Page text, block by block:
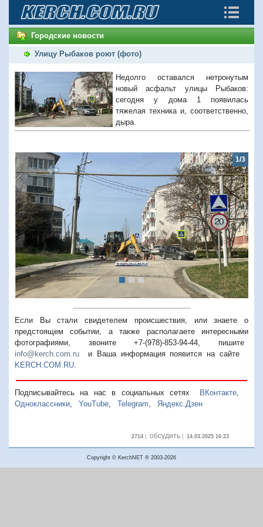
Городские новости
Улицу Рыбаков роют (фото)
Недолго оставался нетронутым
новый асфальт улицы Рыбаков:
сегодня у дома 1 появилась
тяжелая техника и, соответственно,
дыра.
1/3
Предыдущий
Если Вы стали свидетелем происшествия, или знаете о
предстоящем событии, а также располагаете интересными
фотографиями, звоните +7-(978)-853-94-44, пишите
info@kerch.com.ru и Ваша информация появится на сайте
KERCH.COM.RU.
Подписывайтесь на нас в социальных сетях ВКонтакте,
Одноклассники, YouTube, Telegram, Яндекс.Дзен
2714| обсудить| 14.03.2025 16:23
Copyright © KerchNET ® 2003-2026